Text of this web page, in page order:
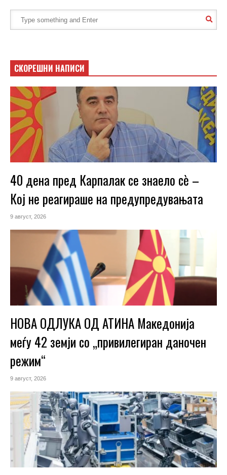
СКОРЕШНИ НАПИСИ
40 дена пред Карпалак се знаело сѐ –
Кој не реагираше на предупредувањата
9 август, 2026
НОВА ОДЛУКА ОД АТИНА Македонија
меѓу 42 земји со „привилегиран даночен
режим“
9 август, 2026